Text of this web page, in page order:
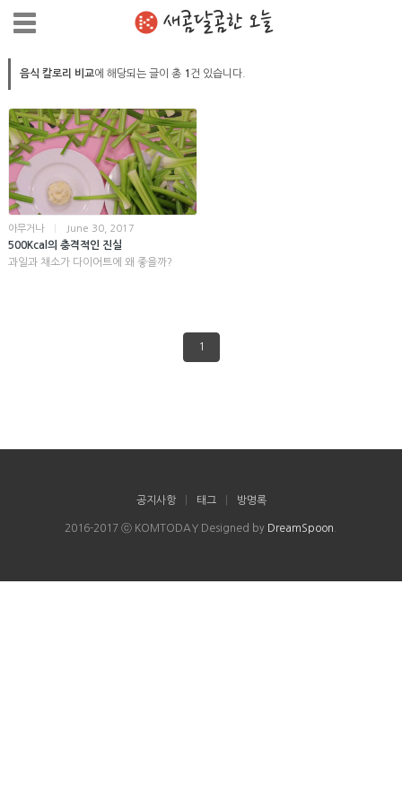
새콤달콤한 오늘
음식 칼로리 비교에 해당되는 글이 총 1 건 있습니다.
아무거나 June 30, 2017
500Kcal의 충격적인 진실
과일과 채소가 다이어트에 왜 좋을까?
1
공지사항 태그 방명록
2016-2017 ⓒ KOMTODAY Designed by DreamSpoon